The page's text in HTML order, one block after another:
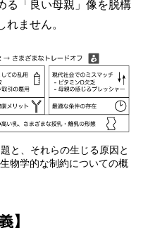
る「良い母親」像を脱構
ません。
と、それらの生じる原因と
物学的な制約についての概
】